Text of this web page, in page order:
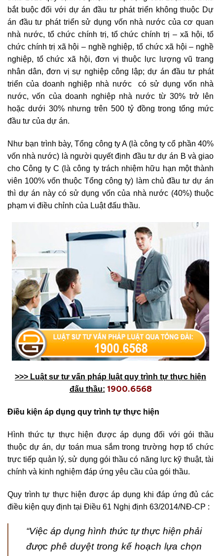
bắt buộc đối với dự án đầu tư phát triển không thuộc Dự
án đầu tư phát triển sử dụng vốn nhà nước của cơ quan
nhà nước, tổ chức chính trị, tổ chức chính trị – xã hội, tổ
chức chính trị xã hội – nghề nghiệp, tổ chức xã hội – nghề
nghiệp, tổ chức xã hội, đơn vị thuộc lực lượng vũ trang
nhân dân, đơn vị sự nghiệp công lập; dự án đầu tư phát
triển của doanh nghiệp nhà nước có sử dụng vốn nhà
nước, vốn của doanh nghiệp nhà nước từ 30% trở lên
hoặc dưới 30% nhưng trên 500 tỷ đồng trong tổng mức
đầu tư của dự án.
Như bạn trình bày, Tổng công ty A (là công ty cổ phần 40%
vốn nhà nước) là người quyết định đầu tư dự án B và giao
cho Công ty C (là công ty trách nhiệm hữu hạn một thành
viên 100% vốn thuộc Tổng công ty) làm chủ đầu tư dự án
thì dự án này có sử dụng vốn của nhà nước (40%) thuộc
phạm vi điều chỉnh của Luật đấu thầu.
>>> Luật sư tư vấn pháp luật quy trình tự thực hiện
đấu thầu: 1900.6568
Điều kiện áp dụng quy trình tự thực hiện
Hình thức tự thực hiện được áp dụng đối với gói thầu
thuộc dự án, dự toán mua sắm trong trường hợp tổ chức
trực tiếp quản lý, sử dụng gói thầu có năng lực kỹ thuật, tài
chính và kinh nghiệm đáp ứng yêu cầu của gói thầu.
Quy trình tự thực hiện được áp dụng khi đáp ứng đủ các
điều kiện quy định tại Điều 61 Nghị định 63/2014/NĐ-CP :
“Việc áp dụng hình thức tự thực hiện phải
được phê duyệt trong kế hoạch lựa chọn